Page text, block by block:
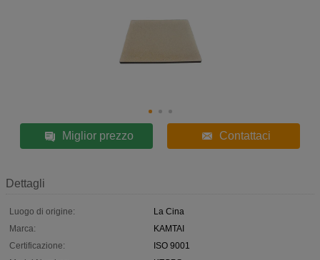
Miglior prezzo Contattaci
Dettagli
Luogo di origine:
La Cina
Marca:
KAMTAI
Certificazione:
ISO 9001